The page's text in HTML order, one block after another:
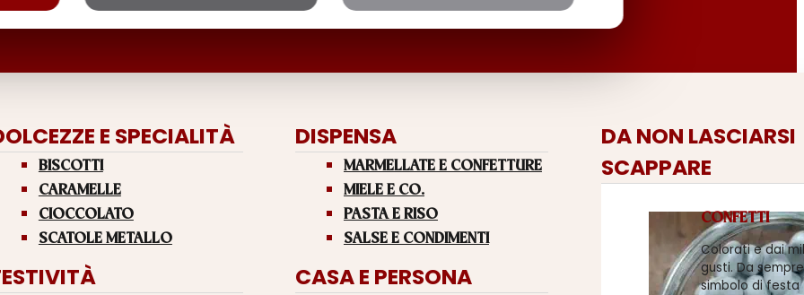
E SPECIALITÀ
BISCOTTI
CARAMELLE
CIOCCOLATO
SCATOLE METALLO
DISPENSA
MARMELLATE E CONFETTURE
MIELE E CO.
PASTA E RISO
SALSE E CONDIMENTI
CASA E PERSONA
DA NON LASCIARSI
SCAPPARE
CONFETTI
Colorati e dai
gusti. Da sempre
simbolo di festa